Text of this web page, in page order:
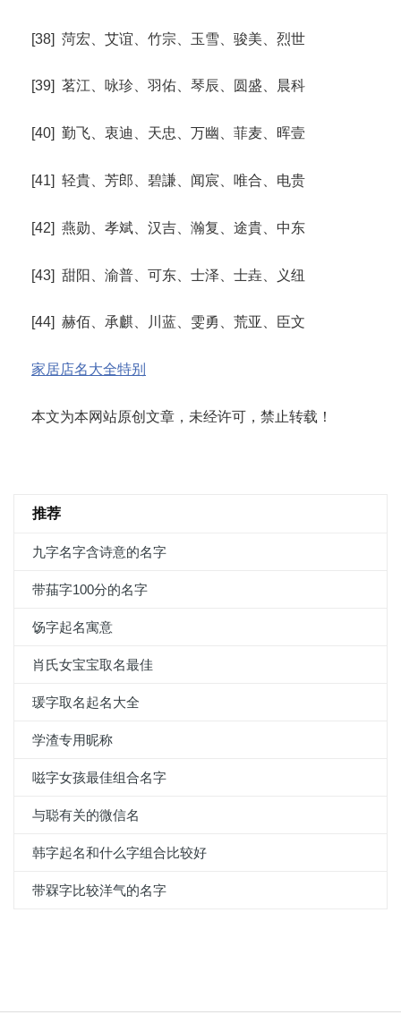
[38] 菏宏、艾谊、竹宗、玉雪、骏美、烈世
[39] 茗江、咏珍、羽佑、琴辰、圆盛、晨科
[40] 勤飞、衷迪、天忠、万幽、菲麦、晖壹
[41] 轻貴、芳郎、碧謙、闻宸、唯合、电贵
[42] 燕勋、孝斌、汉吉、瀚复、途貴、中东
[43] 甜阳、渝普、可东、士泽、士垚、义纽
[44] 赫佰、承麒、川蓝、雯勇、荒亚、臣文
家居店名大全特别
本文为本网站原创文章，未经许可，禁止转载！
推荐
九字名字含诗意的名字
带菗字100分的名字
饧字起名寓意
肖氏女宝宝取名最佳
瑗字取名起名大全
学渣专用昵称
嗞字女孩最佳组合名字
与聪有关的微信名
韩字起名和什么字组合比较好
带槑字比较洋气的名字